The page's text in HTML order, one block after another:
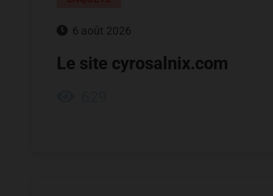
6 août 2026
Le site cyrosalnix.com